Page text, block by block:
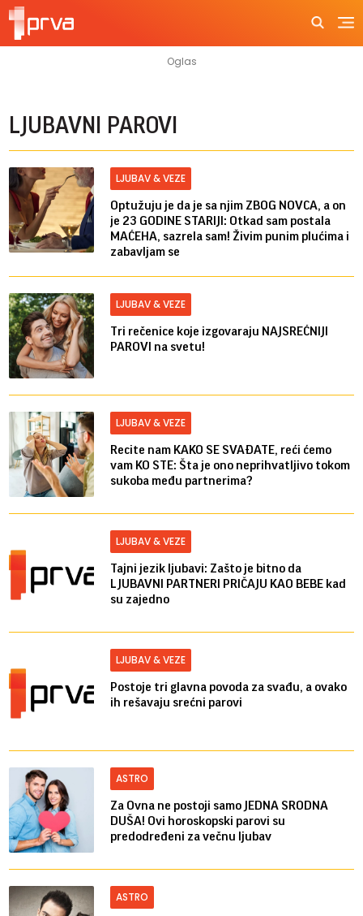
LJUBAVNI PAROVI
LJUBAV & VEZE
Optužuju je da je sa njim ZBOG NOVCA, a on
je 23 GODINE STARIJI: Otkad sam postala
MAĆEHA, sazrela sam! Živim punim plućima i
zabavljam se
LJUBAV & VEZE
Tri rečenice koje izgovaraju NAJSREĆNIJI
PAROVI na svetu!
LJUBAV & VEZE
Recite nam KAKO SE SVAĐATE, reći ćemo
vam KO STE: Šta je ono neprihvatljivo tokom
sukoba među partnerima?
LJUBAV & VEZE
Tajni jezik ljubavi: Zašto je bitno da
LJUBAVNI PARTNERI PRIČAJU KAO BEBE kad
su zajedno
LJUBAV & VEZE
Postoje tri glavna povoda za svađu, a ovako
ih rešavaju srećni parovi
ASTRO
Za Ovna ne postoji samo JEDNA SRODNA
DUŠA! Ovi horoskopski parovi su
predodređeni za večnu ljubav
ASTRO